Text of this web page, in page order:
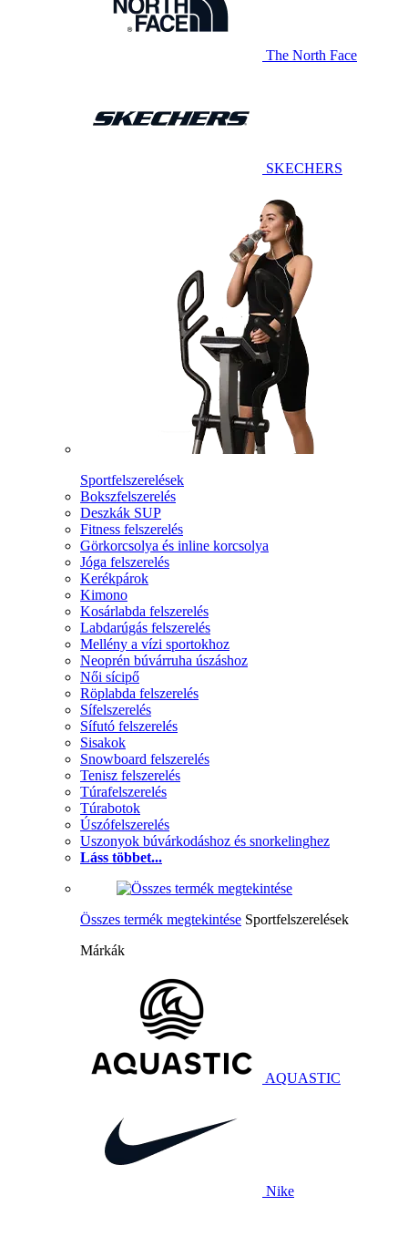
The North Face
SKECHERS
Sportfelszerelések
Bokszfelszerelés
Deszkák SUP
Fitness felszerelés
Görkorcsolya és inline korcsolya
Jóga felszerelés
Kerékpárok
Kimono
Kosárlabda felszerelés
Labdarúgás felszerelés
Mellény a vízi sportokhoz
Neoprén búvárruha úszáshoz
Női sícipő
Röplabda felszerelés
Sífelszerelés
Sífutó felszerelés
Sisakok
Snowboard felszerelés
Tenisz felszerelés
Túrafelszerelés
Túrabotok
Úszófelszerelés
Uszonyok búvárkodáshoz és snorkelinghez
Láss többet...
Összes termék megtekintése Sportfelszerelések
Márkák
AQUASTIC
Nike